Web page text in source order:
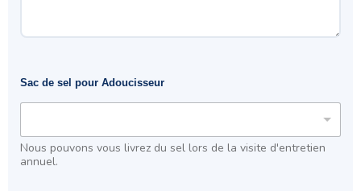
e
&
Sac de sel pour Adoucisseur
Nous pouvons vous livrez du sel lors de la visite d'entretien
annuel.